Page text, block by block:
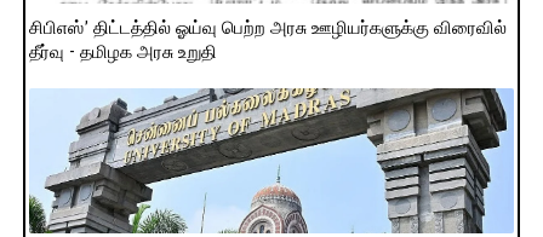
சிபிஎஸ்’ திட்டத்தில் ஓய்வு பெற்ற அரசு ஊழியர்களுக்கு விரைவில்
தீர்வு - தமிழக அரசு உறுதி